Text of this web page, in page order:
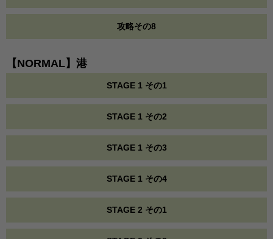
攻略その8
【NORMAL】港
STAGE 1 その1
STAGE 1 その2
STAGE 1 その3
STAGE 1 その4
STAGE 2 その1